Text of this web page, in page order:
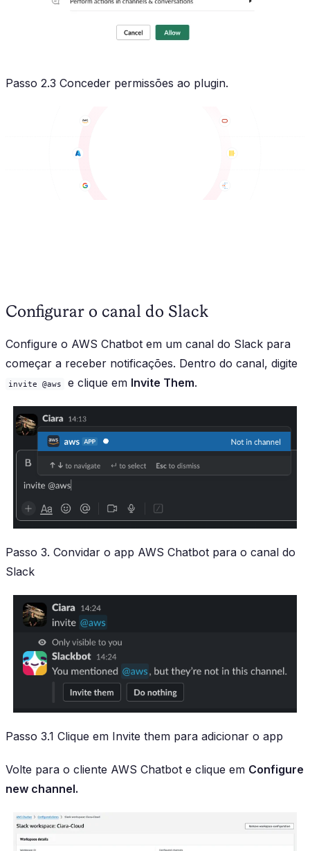
Passo 2.3 Conceder permissões ao plugin.
Configurar o canal do Slack
Configure o AWS Chatbot em um canal do Slack para
começar a receber notificações. Dentro do canal, digite
invite @aws e clique em Invite Them.
Passo 3. Convidar o app AWS Chatbot para o canal do
Slack
Passo 3.1 Clique em Invite them para adicionar o app
Volte para o cliente AWS Chatbot e clique em Configure
new channel.